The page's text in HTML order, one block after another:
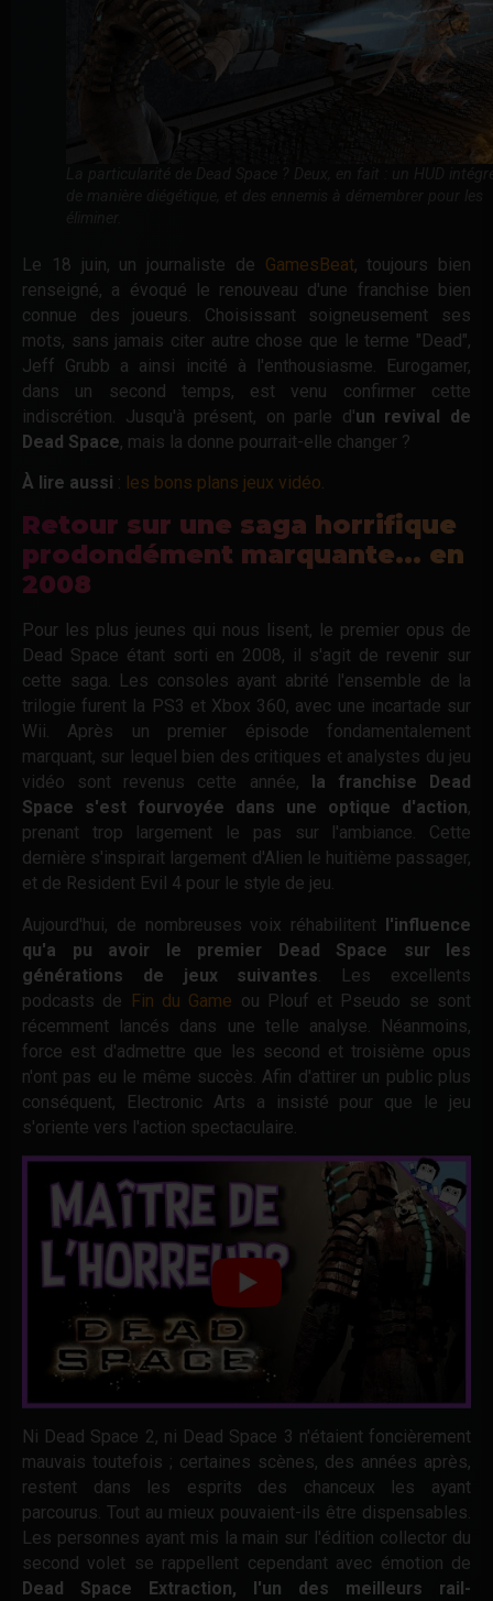
Le 18 juin, un journaliste de GamesBeat, toujours bien
renseigné, a évoqué le renouveau d'une franchise bien
connue des joueurs. Choisissant soigneusement ses
mots, sans jamais citer autre chose que le terme "Dead",
Jeff Grubb a ainsi incité à l'enthousiasme. Eurogamer,
dans un second temps, est venu confirmer cette
indiscrétion. Jusqu'à présent, on parle d'un revival de
Dead Space, mais la donne pourrait-elle changer ?
À lire aussi : les bons plans jeux vidéo.
Retour sur une saga horrifique
prodondément marquante... en
2008
Pour les plus jeunes qui nous lisent, le premier opus de
Dead Space étant sorti en 2008, il s'agit de revenir sur
cette saga. Les consoles ayant abrité l'ensemble de la
trilogie furent la PS3 et Xbox 360, avec une incartade sur
Wii. Après un premier épisode fondamentalement
marquant, sur lequel bien des critiques et analystes du jeu
vidéo sont revenus cette année,
la franchise Dead
Space s'est fourvoyée dans une optique d'action,
prenant trop largement le pas sur l'ambiance. Cette
dernière s'inspirait largement d'Alien le huitième passager,
et de Resident Evil 4 pour le style de jeu.
Aujourd'hui, de nombreuses voix réhabilitent l'influence
qu'a pu avoir le premier Dead Space sur les
générations de jeux suivantes. Les excellents
podcasts de Fin du Game ou Plouf et Pseudo se sont
récemment lancés dans une telle analyse. Néanmoins,
force est d'admettre que les second et troisième opus
n'ont pas eu le même succès. Afin d'attirer un public plus
conséquent, Electronic Arts a insisté pour que le jeu
s'oriente vers l'action spectaculaire.
Ni Dead Space 2, ni Dead Space 3 n'étaient foncièrement
mauvais toutefois ; certaines scènes, des années après,
restent dans les esprits des chanceux les ayant
parcourus. Tout au mieux pouvaient-ils être dispensables.
Les personnes ayant mis la main sur l'édition collector du
second volet se rappellent cependant avec émotion de
Dead Space Extraction, l'un des meilleurs rail-